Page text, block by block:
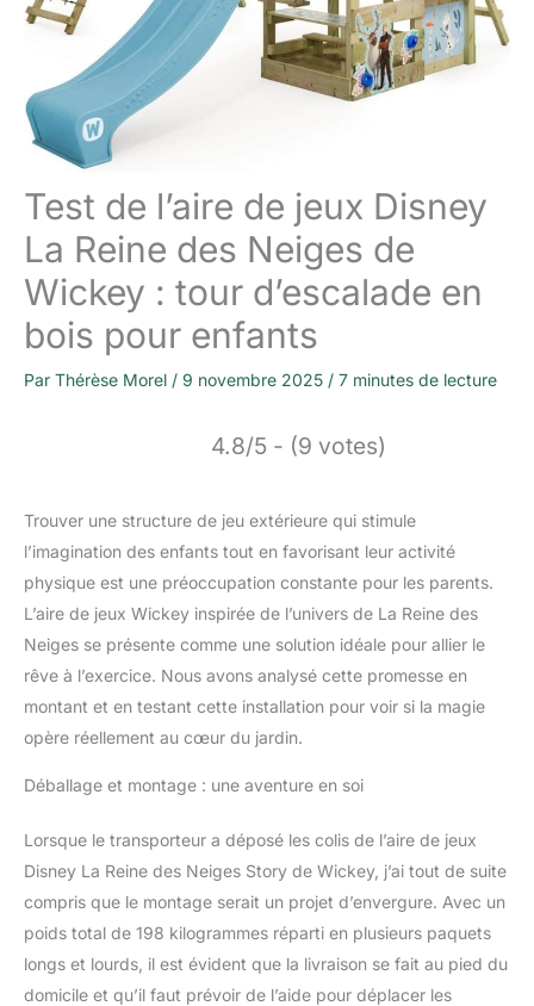
Test de l’aire de jeux Disney
La Reine des Neiges de
Wickey : tour d’escalade en
bois pour enfants
Par Thérèse Morel / 9 novembre 2025 / 7 minutes de lecture
4.8/5 - (9 votes)
Trouver une structure de jeu extérieure qui stimule
l’imagination des enfants tout en favorisant leur activité
physique est une préoccupation constante pour les parents.
L’aire de jeux Wickey inspirée de l’univers de La Reine des
Neiges se présente comme une solution idéale pour allier le
rêve à l’exercice. Nous avons analysé cette promesse en
montant et en testant cette installation pour voir si la magie
opère réellement au cœur du jardin.
Déballage et montage : une aventure en soi
Lorsque le transporteur a déposé les colis de l’aire de jeux
Disney La Reine des Neiges Story de Wickey, j’ai tout de suite
compris que le montage serait un projet d’envergure. Avec un
poids total de 198 kilogrammes réparti en plusieurs paquets
longs et lourds, il est évident que la livraison se fait au pied du
domicile et qu’il faut prévoir de l’aide pour déplacer les